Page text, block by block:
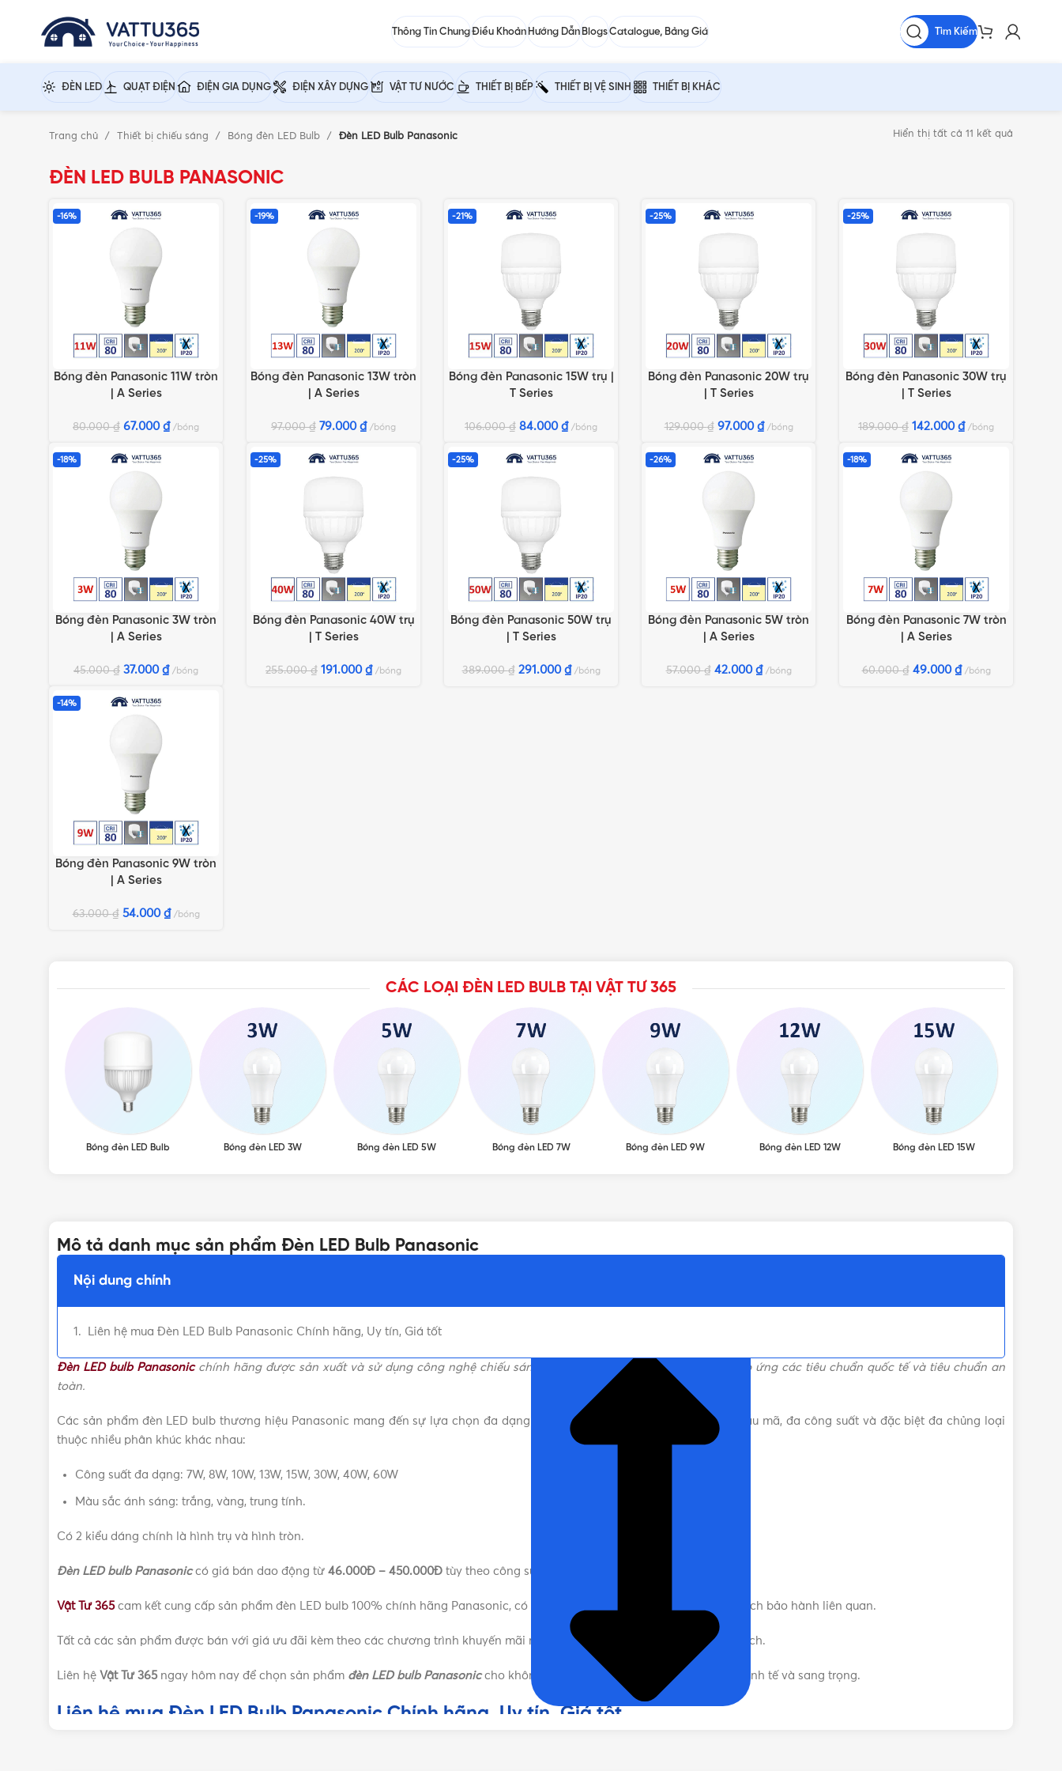
Thông Tin ChungĐiều Khoản Hướng Dẫn BlogsCatalogue, Bảng Giá Tìm Kiếm
ĐÈN LED QUẠT ĐIỆN ĐIỆN GIA DỤNG ĐIỆN XÂY DỰNG VẬT TƯ NƯỚC THIẾT BỊ BẾP THIẾT BỊ VỆ SINH THIẾT BỊ KHÁC
Trang chủ Thiết bị chiếu sáng Bóng đèn LED Bulb Đèn LED Bulb Panasonic Hiển thị tất cả 11 kết quả
ĐÈN LED BULB PANASONIC
-16%
LỰA CHỌN TÙY CHỌN
Bóng đèn Panasonic 11W tròn
| A Series
80.000₫ 67.000 ₫ bóng
-19%
LỰA CHỌN TÙY CHỌN
Bóng đèn Panasonic 13W tròn
| A Series
97.000₫ 79.000 ₫ bóng
-21%
LỰA CHỌN TÙY CHỌN
Bóng đèn Panasonic 15W trụ |
T Series
106.000₫ 84.000 ₫ bóng
-25%
LỰA CHỌN TÙY CHỌN
Bóng đèn Panasonic 20W trụ
| T Series
129.000₫ 97.000 ₫ bóng
-25%
LỰA CHỌN TÙY CHỌN
Bóng đèn Panasonic 30W trụ
| T Series
189.000₫ 142.000 ₫ bóng
-18%
LỰA CHỌN TÙY CHỌN
Bóng đèn Panasonic 3W tròn
| A Series
45.000₫ 37.000 ₫ bóng
-25%
LỰA CHỌN TÙY CHỌN
Bóng đèn Panasonic 40W trụ
| T Series
255.000₫ 191.000 ₫ bóng
-25%
LỰA CHỌN TÙY CHỌN
Bóng đèn Panasonic 50W trụ
| T Series
389.000₫ 291.000 ₫ bóng
-26%
LỰA CHỌN TÙY CHỌN
Bóng đèn Panasonic 5W tròn
| A Series
57.000₫ 42.000 ₫ bóng
-18%
LỰA CHỌN TÙY CHỌN
Bóng đèn Panasonic 7W tròn
| A Series
60.000₫ 49.000 ₫ bóng
-14%
LỰA CHỌN TÙY CHỌN
Bóng đèn Panasonic 9W tròn
| A Series
63.000₫ 54.000 ₫ bóng
CÁC LOẠI ĐÈN LED BULB TẠI VẬT TƯ 365
Bóng đèn LED Bulb Bóng đèn LED 3W Bóng đèn LED 5W Bóng đèn LED 7W Bóng đèn LED 9W Bóng đèn LED 12W Bóng đèn LED 15W
Mô tả danh mục sản phẩm Đèn LED Bulb Panasonic
Nội dung chính
Liên hệ mua Đèn LED Bulb Panasonic Chính hãng, Uy tín, Giá tốt
Đèn LED bulb Panasonicchính hãng được sản xuất và sử dụng công nghệ chiếu sáng LED tiên tiến nhất của Nhật Bản, đáp ứng các tiêu chuẩn quốc tế và tiêu chuẩn an
toàn.
Các sản phẩm đèn LED bulb thương hiệu Panasonic mang đến sự lựa chọn đa dạng cho người tiêu dùng bởi thiết kế đa mẫu mã, đa công suất và đặc biệt đa chủng loại
thuộc nhiều phân khúc khác nhau:
Công suất đa dạng: 7W, 8W, 10W, 13W, 15W, 30W, 40W, 60W
Màu sắc ánh sáng: trắng, vàng, trung tính.
Có 2 kiểu dáng chính là hình trụ và hình tròn.
Đèn LED bulb Panasoniccó giá bán dao động từ 46.000Đ – 450.000Đ tùy theo công suất và kiểu dáng đèn.
Vật Tư 365cam kết cung cấp sản phẩm đèn LED bulb 100% chính hãng Panasonic, có đầy đủ chứng từ nhập khẩu và chính sách bảo hành liên quan.
Tất cả các sản phẩm được bán với giá ưu đãi kèm theo các chương trình khuyến mãi nhằm mang lại giá tốt nhất cho quý khách.
Liên hệ Vật Tư 365ngay hôm nay để chọn sản phẩm đèn LED bulb Panasoniccho không gian nhà của quý khách thêm phần tinh tế và sang trọng.
Liên hệ mua Đèn LED Bulb Panasonic Chính hãng, Uy tín, Giá tốt